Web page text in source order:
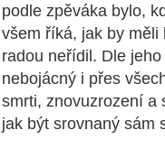
podle zpěváka bylo,
všem říká, jak by měli
radou neřídil. Dle
nebojácný i přes
smrti, znovuzrození a
jak být srovnaný sám